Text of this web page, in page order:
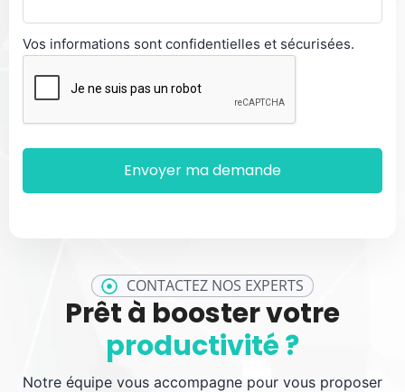
CONTACTEZ NOS EXPERTS
Prêt à booster votre
productivité ?
Notre équipe vous accompagne pour vous proposer
Vos informations sont confidentielles et sécurisées.